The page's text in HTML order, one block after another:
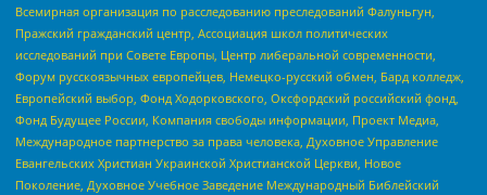
Всемирная организация по расследованию преследований Фалуньгун,
Пражский гражданский центр, Ассоциация школ политических
исследований при Совете Европы, Центр либеральной современности,
Форум русскоязычных европейцев, Немецко-русский обмен, Бард колледж,
Европейский выбор, Фонд Ходорковского, Оксфордский российский фонд,
Фонд Будущее России, Компания свободы информации, Проект Медиа,
Международное партнерство за права человека, Духовное Управление
Евангельских Христиан Украинской Христианской Церкви, Новое
Поколение, Духовное Учебное Заведение Международный Библейский